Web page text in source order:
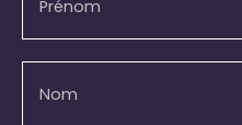
Prénom
Nom